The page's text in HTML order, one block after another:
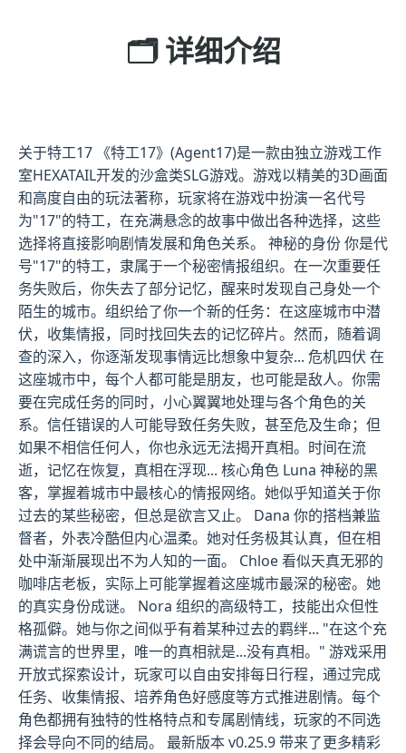
🗂️ 详细介绍
关于特工17 《特工17》(Agent17)是一款由独立游戏工作
室HEXATAIL开发的沙盒类SLG游戏。游戏以精美的3D画面
和高度自由的玩法著称，玩家将在游戏中扮演一名代号
为"17"的特工，在充满悬念的故事中做出各种选择，这些
选择将直接影响剧情发展和角色关系。 神秘的身份 你是代
号"17"的特工，隶属于一个秘密情报组织。在一次重要任
务失败后，你失去了部分记忆，醒来时发现自己身处一个
陌生的城市。组织给了你一个新的任务：在这座城市中潜
伏，收集情报，同时找回失去的记忆碎片。然而，随着调
查的深入，你逐渐发现事情远比想象中复杂... 危机四伏 在
这座城市中，每个人都可能是朋友，也可能是敌人。你需
要在完成任务的同时，小心翼翼地处理与各个角色的关
系。信任错误的人可能导致任务失败，甚至危及生命；但
如果不相信任何人，你也永远无法揭开真相。时间在流
逝，记忆在恢复，真相在浮现... 核心角色 Luna 神秘的黑
客，掌握着城市中最核心的情报网络。她似乎知道关于你
过去的某些秘密，但总是欲言又止。 Dana 你的搭档兼监
督者，外表冷酷但内心温柔。她对任务极其认真，但在相
处中渐渐展现出不为人知的一面。 Chloe 看似天真无邪的
咖啡店老板，实际上可能掌握着这座城市最深的秘密。她
的真实身份成谜。 Nora 组织的高级特工，技能出众但性
格孤僻。她与你之间似乎有着某种过去的羁绊... "在这个充
满谎言的世界里，唯一的真相就是...没有真相。" 游戏采用
开放式探索设计，玩家可以自由安排每日行程，通过完成
任务、收集情报、培养角色好感度等方式推进剧情。每个
角色都拥有独特的性格特点和专属剧情线，玩家的不同选
择会导向不同的结局。 最新版本 v0.25.9 带来了更多精彩